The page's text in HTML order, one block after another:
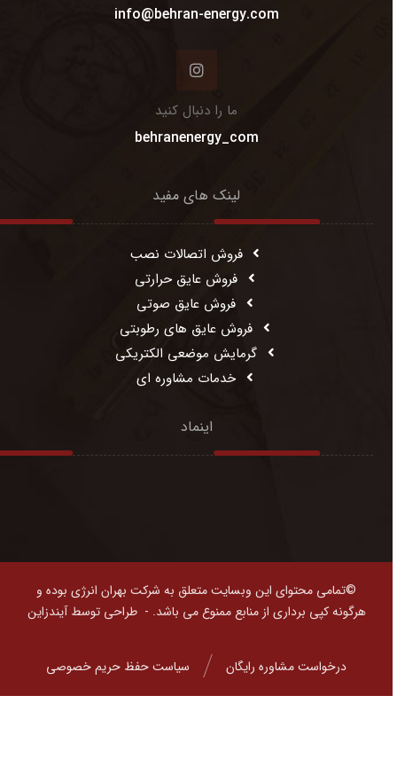
info@behran-energy.com
ما را دنبال کنید
behranenergy_com
لینک های مفید
فروش اتصالات نصب
فروش عایق حرارتی
فروش عایق صوتی
فروش عایق های رطوبتی
گرمایش موضعی الکتریکی
خدمات مشاوره ای
اینماد
©تمامی محتوای این وبسایت متعلق به شرکت بهران انرژی بوده و
هرگونه کپی برداری از منابع ممنوع می باشد. -طراحی توسط آیندزاین
سیاست حفظ حریم خصوصی درخواست مشاوره رایگان